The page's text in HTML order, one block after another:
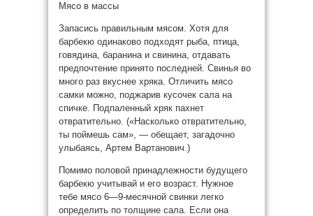
Мясо в массы
Запасись правильным мясом. Хотя для
барбекю одинаково подходят рыба, птица,
говядина, баранина и свинина, отдавать
предпочтение принято последней. Свинья во
много раз вкуснее хряка. Отличить мясо
самки можно, поджарив кусочек сала на
спичке. Подпаленный хряк пахнет
отвратительно. («Насколько отвратительно,
ты поймешь сам», — обещает, загадочно
улыбаясь, Артем Вартанович.)
Помимо половой принадлежности будущего
барбекю учитывай и его возраст. Нужное
тебе мясо 6—9-месячной свинки легко
определить по толщине сала. Если она